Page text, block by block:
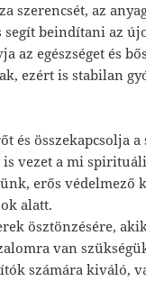
szerencsét, az
segít beindítani az
az egészséget és
ezért is stabilan
és összekapcsolja
vezet a mi
erős védelmező
alatt.
ösztönzésére,
van
számára kiváló,